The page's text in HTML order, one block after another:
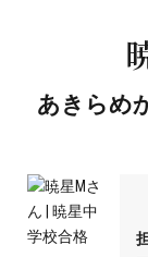
短期フリー
プロ家庭教
あきらめ